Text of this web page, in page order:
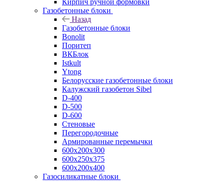
Кирпич ручной формовки
Газобетонные блоки
Назад
Газобетонные блоки
Bonolit
Поритеп
ВКБлок
Istkult
Ytong
Белорусские газобетонные блоки
Калужский газобетон Sibel
D-400
D-500
D-600
Стеновые
Перегородочные
Армированные перемычки
600х200х300
600х250х375
600х200х400
Газосиликатные блоки